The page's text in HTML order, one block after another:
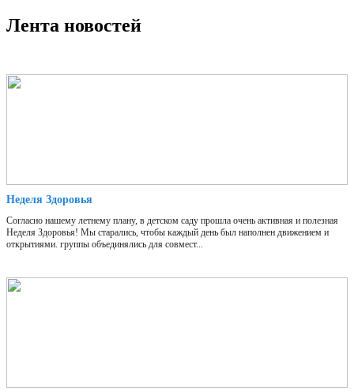
Лента новостей
Неделя Здоровья
Согласно нашему летнему плану, в детском саду прошла очень активная и полезная
Неделя Здоровья! Мы старались, чтобы каждый день был наполнен движением и
открытиями. группы объединялись для совмест...